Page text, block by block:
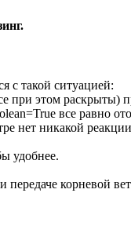
с такой ситуацией:
при этом раскрыты)
все равно
нет никакой
удобнее.
корневой